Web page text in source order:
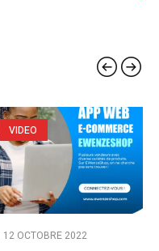
VIDEO
12 OCTOBRE 2022